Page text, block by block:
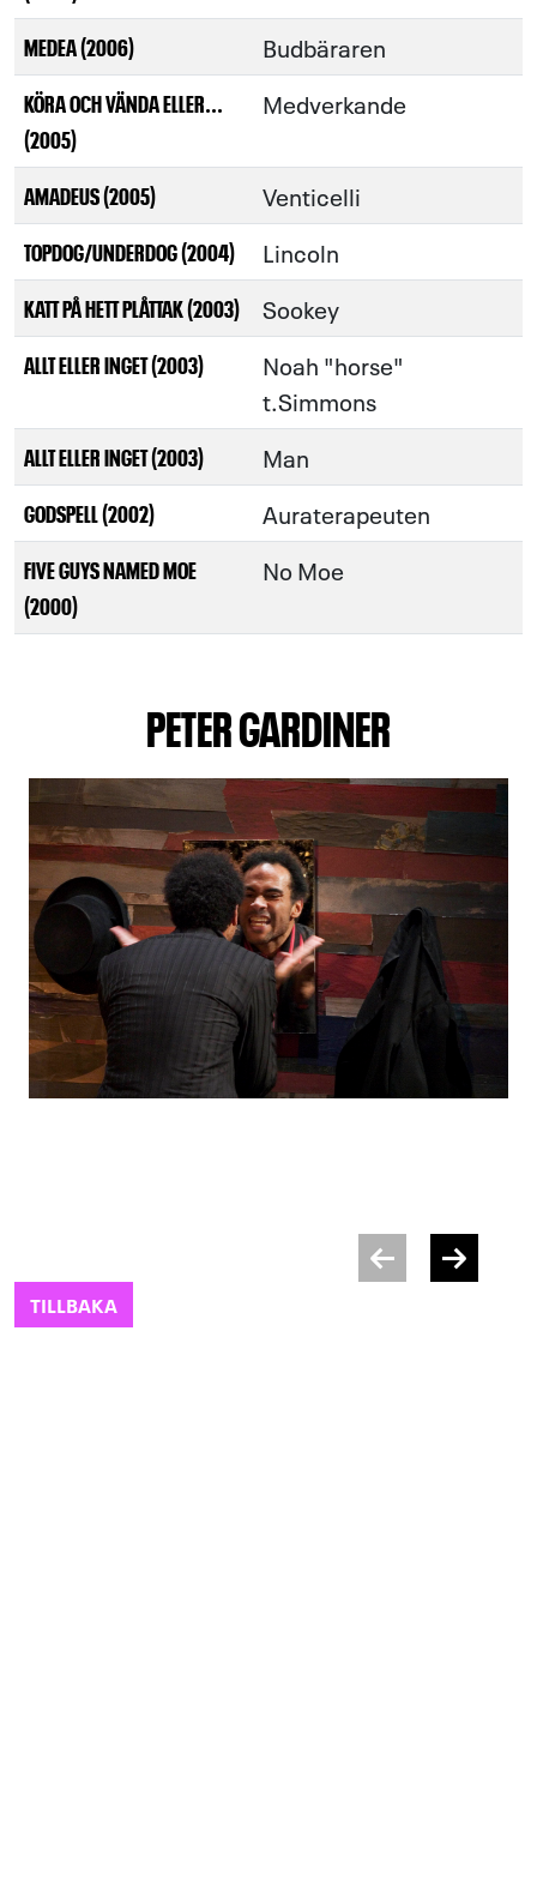
MEDEA (2006)
Budbäraren
KÖRA OCH VÄNDA ELLER...
(2005)
Medverkande
AMADEUS (2005) Venticelli
TOPDOG/UNDERDOG (2004) Lincoln
KATT PÅ HETT PLÅTTAK (2003) Sookey
ALLT ELLER INGET (2003)
Noah "horse"
t.Simmons
ALLT ELLER INGET (2003) Man
GODSPELL (2002) Auraterapeuten
FIVE GUYS NAMED MOE
(2000)
No Moe
PETER GARDINER
TILLBAKA